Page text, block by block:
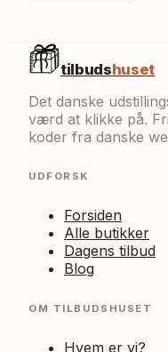
tilbudshuset
Det danske
værd at klikke på.
koder fra danske
UDFORSK
Forsiden
Alle butikker
Dagens tilbud
Blog
OM TILBUDSHUSET
Hvem er vi?